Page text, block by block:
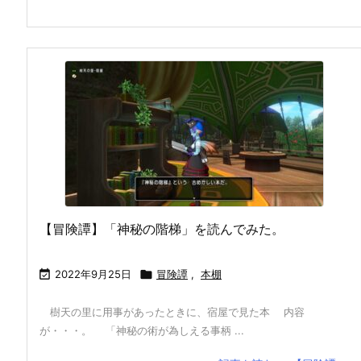
【冒険譚】「神秘の階梯」を読んでみた。
 2022年9月25日  冒険譚 , 本棚
樹天の里に用事があったときに、宿屋で見た本 内容
が・・・。 「神秘の術が為しえる事柄 ...